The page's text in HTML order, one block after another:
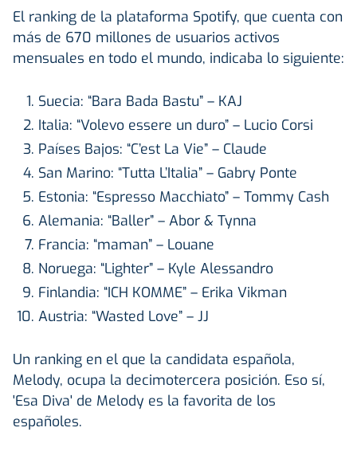
El ranking de la plataforma Spotify, que cuenta con
más de 670 millones de usuarios activos
mensuales en todo el mundo, indicaba lo siguiente:
Suecia: “Bara Bada Bastu” – KAJ
Italia: “Volevo essere un duro” – Lucio Corsi
Países Bajos: “C’est La Vie” – Claude
San Marino: “Tutta L’Italia” – Gabry Ponte
Estonia: “Espresso Macchiato” – Tommy Cash
Alemania: “Baller” – Abor & Tynna
Francia: “maman” – Louane
Noruega: “Lighter” – Kyle Alessandro
Finlandia: “ICH KOMME” – Erika Vikman
Austria: “Wasted Love” – JJ
Un ranking en el que la candidata española,
Melody, ocupa la decimotercera posición. Eso sí,
'Esa Diva' de Melody es la favorita de los
españoles.